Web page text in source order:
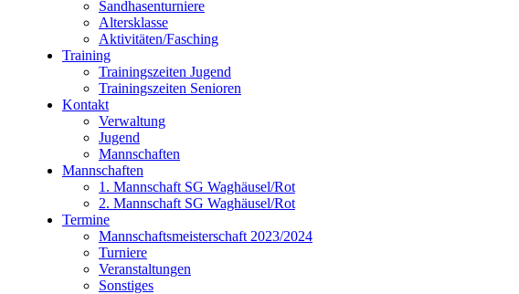
Sandhasenturniere
Altersklasse
Aktivitäten/Fasching
Training
Trainingszeiten Jugend
Trainingszeiten Senioren
Kontakt
Verwaltung
Jugend
Mannschaften
Mannschaften
1. Mannschaft SG Waghäusel/Rot
2. Mannschaft SG Waghäusel/Rot
Termine
Mannschaftsmeisterschaft 2023/2024
Turniere
Veranstaltungen
Sonstiges